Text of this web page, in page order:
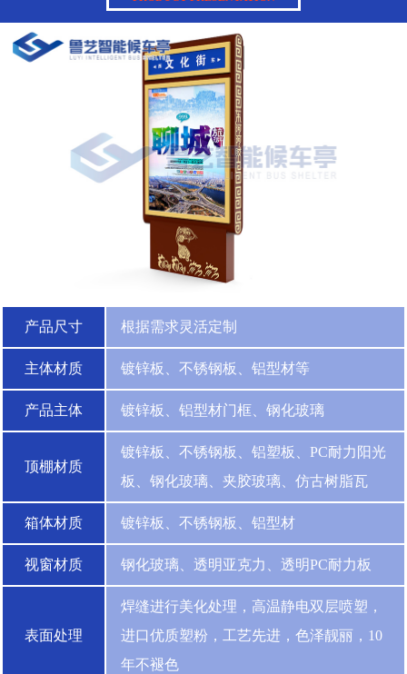
产品尺寸 根据需求灵活定制
主体材质 镀锌板、不锈钢板、铝型材等
产品主体 镀锌板、铝型材门框、钢化玻璃
顶棚材质
镀锌板、不锈钢板、铝塑板、PC耐力阳光
板、钢化玻璃、夹胶玻璃、仿古树脂瓦
箱体材质 镀锌板、不锈钢板、铝型材
视窗材质 钢化玻璃、透明亚克力、透明PC耐力板
表面处理
焊缝进行美化处理，高温静电双层喷塑，
进口优质塑粉，工艺先进，色泽靓丽，10
年不褪色